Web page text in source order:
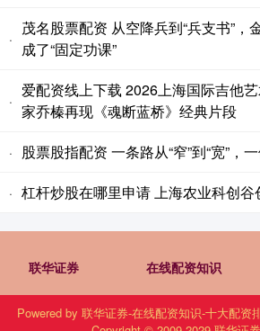
·
茂名股票配资 从空降兵到“兵支书”，
成了“固定功课”
·
爱配资线上下载 2026上海国际吉他
家乔榛再现《魂断蓝桥》经典片段
· 股票股指配资 一条路从“窄”到“宽”，一
· 杠杆炒股在哪里申请 上海农业科创谷
联华证券 在线配资知识
Powered by 联华证券-在线配资知识-十大配资